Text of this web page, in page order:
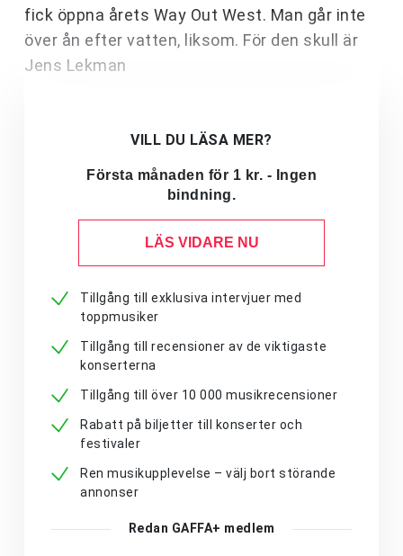
fick öppna årets Way Out West. Man går inte
över ån efter vatten, liksom. För den skull är
Jens Lekman
VILL DU LÄSA MER?
Första månaden för 1 kr. - Ingen
bindning.
LÄS VIDARE NU
Tillgång till exklusiva intervjuer med
toppmusiker
Tillgång till recensioner av de viktigaste
konserterna
Tillgång till över 10 000 musikrecensioner
Rabatt på biljetter till konserter och
festivaler
Ren musikupplevelse – välj bort störande
annonser
Redan GAFFA+ medlem